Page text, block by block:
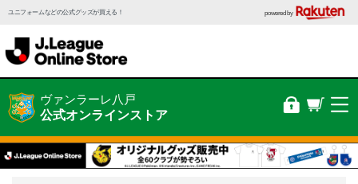
ユニフォームなどの公式グッズが買える！ powered by
ヴァンラーレ八戸
公式オンラインストア